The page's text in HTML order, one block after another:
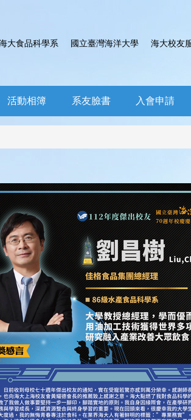
大食品科學系 國立臺灣海洋大學 海大校友
活動相簿 系友臉書 入會申請